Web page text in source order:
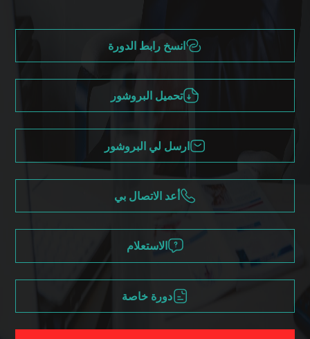
انسخ رابط الدورة
تحميل البروشور
ارسل لي البروشور
أعد الاتصال بي
الاستعلام
دورة خاصة